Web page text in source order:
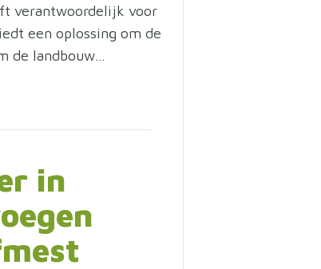
verantwoordelijk voor
een oplossing om de
de landbouw…
in